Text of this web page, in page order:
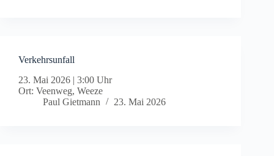
Verkehrsunfall
23. Mai 2026 | 3:00 Uhr
Ort: Veenweg, Weeze
Paul Gietmann
23. Mai 2026